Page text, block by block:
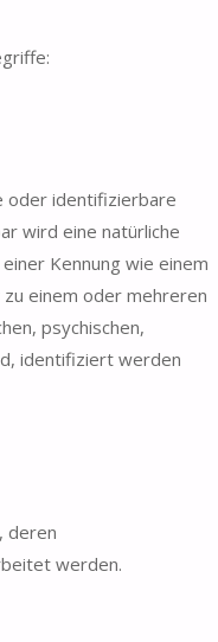
oder identifizierbare
wird eine natürliche
Kennung wie einem
einem oder mehreren
psychischen,
identifiziert werden
deren
werden.